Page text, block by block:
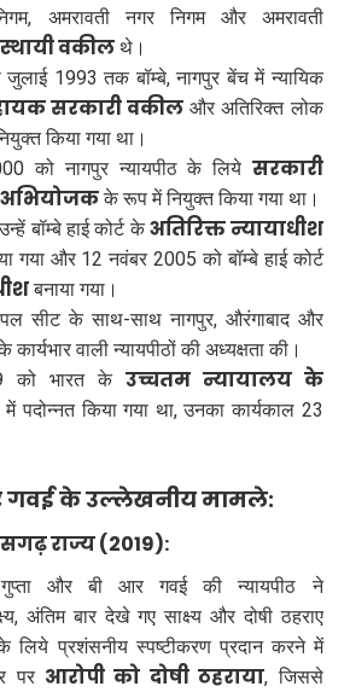
अमरावती नगर निगम और अमरावती
स्थायी वकील थे।
1993 तक बॉम्बे, नागपुर बेंच में न्यायिक
सरकारी वकील और अतिरिक्त लोक
किया गया था।
को नागपुर न्यायपीठ के लिये सरकारी
के रूप में नियुक्त किया गया था।
बॉम्बे हाई कोर्ट केअतिरिक्त न्यायाधीश
गया और 12 नवंबर 2005 को बॉम्बे हाई कोर्ट
बनाया गया।
सीट के साथ-साथ नागपुर, औरंगाबाद और
वाली न्यायपीठों की अध्यक्षता की।
को भारत के उच्चतम न्यायालय के
पदोन्नत किया गया था, उनका कार्यकाल 23
गवई के उल्लेखनीय मामले:
राज्य (2019):
गुप्ता और बी आर गवई की न्यायपीठ ने
अंतिम बार देखे गए साक्ष्य और दोषी ठहराए
के लिये प्रशंसनीय स्पष्टीकरण प्रदान करने में
पर आरोपी को दोषी ठहराया, जिससे